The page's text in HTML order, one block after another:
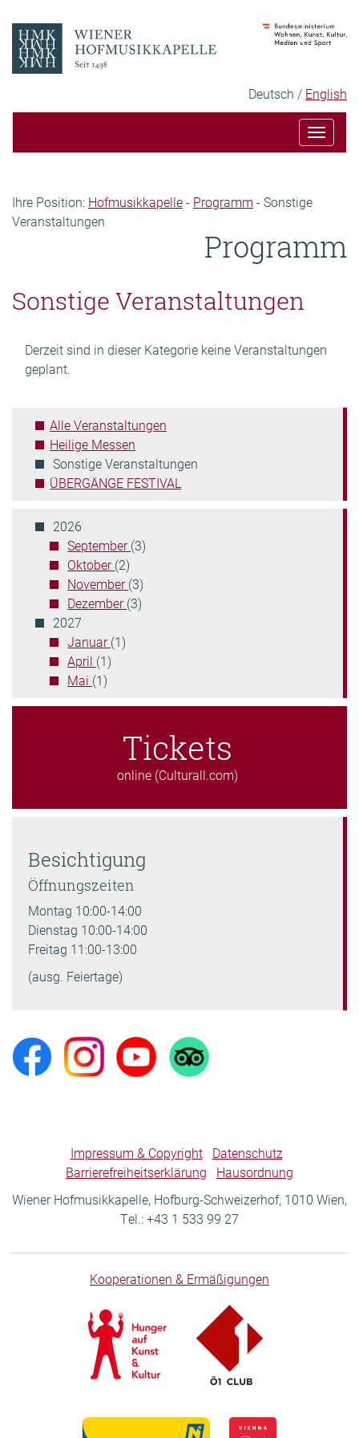
Inhalt
Hauptnavigation
Ausgewählte
Sprache:
Deutsch English
Toggle
Seitenpfad
Ihre Position: Hofmusikkapelle- Programm -Sonstige
Veranstaltungen
Programm
Sonstige Veranstaltungen
Derzeit sind in dieser Kategorie keine Veranstaltungen
geplant.
filtern:
Alle Veranstaltungen
Heilige Messen
Aktuelle
Position:
Sonstige Veranstaltungen
ÜBERGÄNGE FESTIVAL
2026
September(3)
Oktober(2)
November(3)
Dezember(3)
2027
Januar(1)
April (1)
Mai (1)
Tickets
online (Culturall.com)
Besichtigung
Öffnungszeiten
Montag 10:00-14:00
Dienstag 10:00-14:00
Freitag 11:00-13:00
(ausg. Feiertage)
Impressum & Copyright
Datenschutz
Barrierefreiheitserklärung
Hausordnung
Wiener Hofmusikkapelle, Hofburg-Schweizerhof, 1010 Wien,
Tel.: +43 1 533 99 27
Kooperationen & Ermäßigungen